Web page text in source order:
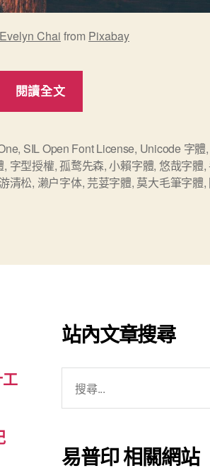
Evelyn Chai from Pixabay
閱讀全文
寫
中
文
, SIL Open Font License, Unicode 字體,
, 字型授權,孤鹜先森,小賴字體, 悠哉字體,
游清松, 濑户字体, 芫荽字體, 莫大毛筆字體,
站內文章搜尋
字:
易普印 相關網站